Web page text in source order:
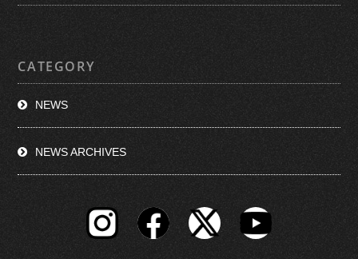
CATEGORY
NEWS
NEWS ARCHIVES